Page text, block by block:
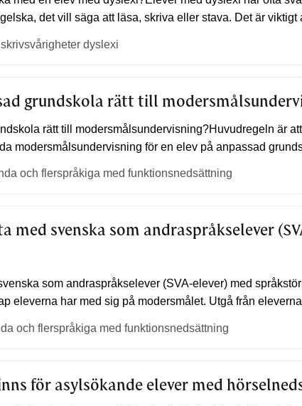
det vill säga att läsa, skriva eller stava. Det är viktigt
dyslexi
grundskola rätt till
rätt till modersmålsundervisning?Huvudregeln är
modersmålsundervisning för en elev på anpassad
och flerspråkiga med funktionsnedsättning
med svenska som andraspråkselever
som andraspråkselever (SVA-elever) med
eleverna har med sig på modersmålet. Utgå från
och flerspråkiga med funktionsnedsättning
för asylsökande elever med